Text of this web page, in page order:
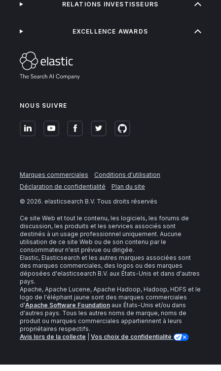
NOUS SUIVRE
RELATIONS INVESTISSEURS
EXCELLENCE AWARDS
Marques commerciales
Conditions d'utilisation
Déclaration de confidentialité
Plan du site
© 2026. elasticsearch B.V. Tous droits réservés
Ce site Web et tout le contenu, les logiciels, les forums de
discussion, les produits et les services associés sont
destinés à un usage professionnel uniquement. Aucune
utilisation de ce site Web ou de son contenu par le
consommateur n'est prévue ou dirigée.
Elastic, Elasticsearch et les autres marques associées sont
des marques commerciales, des logos ou des marques
déposées d'elasticsearch B.V. aux États-Unis et dans d'autres
pays.
Apache, Apache Lucene, Apache Hadoop, Hadoop, HDFS et le
logo de l'éléphant jaune sont des marques commerciales
d'Apache Software Foundation aux États-Unis et/ou dans
d'autres pays. Tous les autres noms de marque, noms de
produit ou marques commerciales appartiennent à leurs
propriétaires respectifs.
Avis lors de la collecte
Vos choix de confidentialité